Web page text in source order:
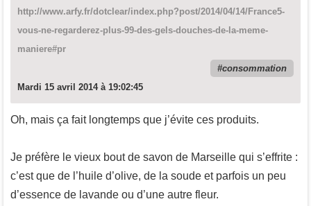
http://www.arfy.fr/dotclear/index.php?post/2014/04/14/France5-
vous-ne-regarderez-plus-99-des-gels-douches-de-la-meme-
maniere#pr
consommation
Mardi 15 avril 2014 à 19:02:45
Oh, mais ça fait longtemps que j’évite ces produits.
Je préfère le vieux bout de savon de Marseille qui s’effrite :
c’est que de l’huile d’olive, de la soude et parfois un peu
d’essence de lavande ou d’une autre fleur.